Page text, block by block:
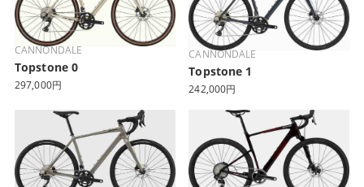
CANNONDALE
Topstone 0
297,000円
CANNONDALE
Topstone 1
242,000円